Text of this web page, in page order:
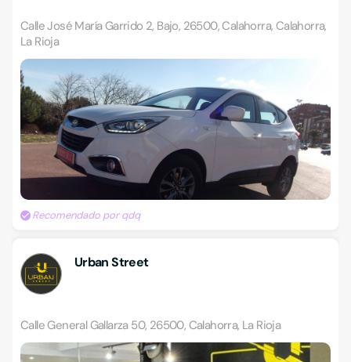
Calle José María Garrido 2, Bajo, 26500, Calahorra, Calahorra,
La Rioja
Recomendado por qdq
Urban Street
Calle General Gallarza 50, 26500, Calahorra, La Rioja